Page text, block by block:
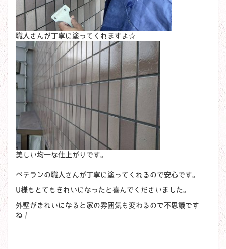
職人さんが丁寧に塗ってくれますよ☆
美しい均一な仕上がりです。
ベテランの職人さんが丁寧に塗ってくれるので安心です。
U様もとてもきれいになったと喜んでくださいました。
外壁がきれいになると家の雰囲気も変わるので不思議です
ね！